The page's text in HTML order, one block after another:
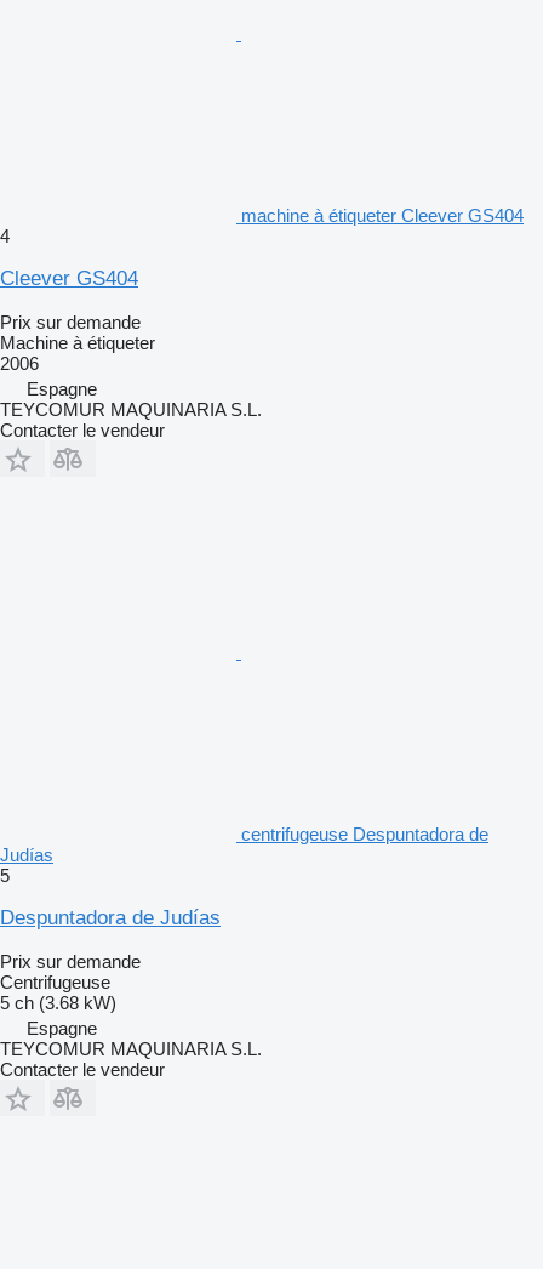
machine à étiqueter Cleever GS404
4
Cleever GS404
Prix sur demande
Machine à étiqueter
2006
Espagne
TEYCOMUR MAQUINARIA S.L.
Contacter le vendeur
centrifugeuse Despuntadora de
Judías
5
Despuntadora de Judías
Prix sur demande
Centrifugeuse
5 ch (3.68 kW)
Espagne
TEYCOMUR MAQUINARIA S.L.
Contacter le vendeur